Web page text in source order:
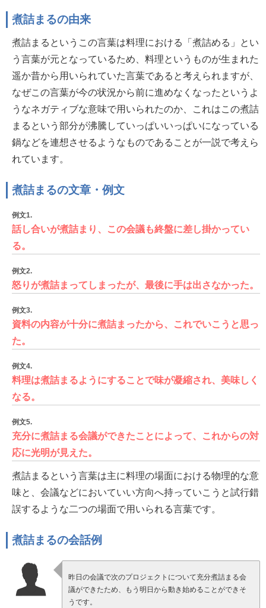
煮詰まるの由来
煮詰まるというこの言葉は料理における「煮詰める」とい
う言葉が元となっているため、料理というものが生まれた
遥か昔から用いられていた言葉であると考えられますが、
なぜこの言葉が今の状況から前に進めなくなったというよ
うなネガティブな意味で用いられたのか、これはこの煮詰
まるという部分が沸騰していっぱいいっぱいになっている
鍋などを連想させるようなものであることが一説で考えら
れています。
煮詰まるの文章・例文
例文1.
話し合いが煮詰まり、この会議も終盤に差し掛かってい
る。
例文2.
怒りが煮詰まってしまったが、最後に手は出さなかった。
例文3.
資料の内容が十分に煮詰まったから、これでいこうと思っ
た。
例文4.
料理は煮詰まるようにすることで味が凝縮され、美味しく
なる。
例文5.
充分に煮詰まる会議ができたことによって、これからの対
応に光明が見えた。
煮詰まるという言葉は主に料理の場面における物理的な意
味と、会議などにおいていい方向へ持っていこうと試行錯
誤するような二つの場面で用いられる言葉です。
煮詰まるの会話例
昨日の会議で次のプロジェクトについて充分煮詰まる会
議ができたため、もう明日から動き始めることができそ
うです。